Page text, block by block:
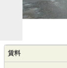
賃料